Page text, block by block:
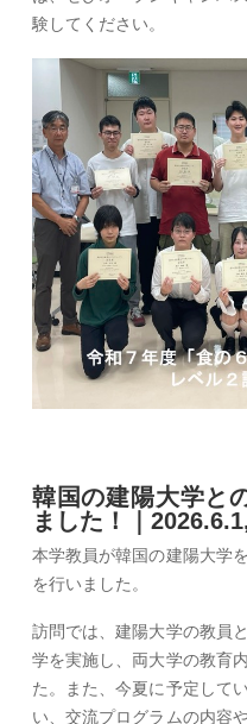
験してください。
韓国の建陽大学と
ました！｜
本学教員が韓国の建陽大学
を行いました。
訪問では、建陽大学の教員
学を実施し、両大学の教育
た。また、今夏に予定して
い、交流プログラムの内容